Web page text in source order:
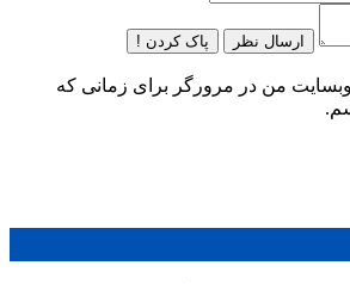
ارسال نظر پاک کردن !
وبسایت من در مرورگر برای زمانی که